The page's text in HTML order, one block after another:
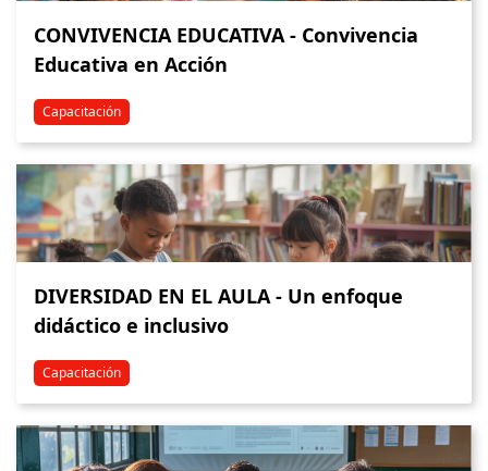
CONVIVENCIA EDUCATIVA - Convivencia
Educativa en Acción
Capacitación
DIVERSIDAD EN EL AULA - Un enfoque
didáctico e inclusivo
Capacitación